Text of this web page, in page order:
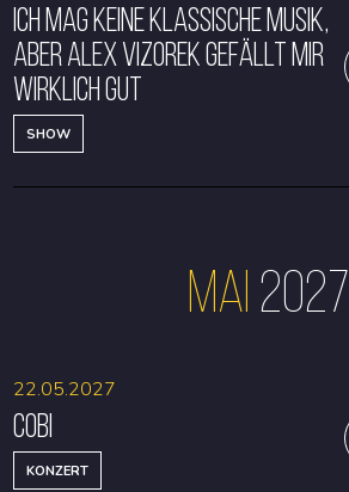
Ich mag keine klassische Musik,
aber Alex Vizorek gefällt mir
wirklich gut
SHOW
Mai 2027
Cobi
KONZERT
22.05.2027